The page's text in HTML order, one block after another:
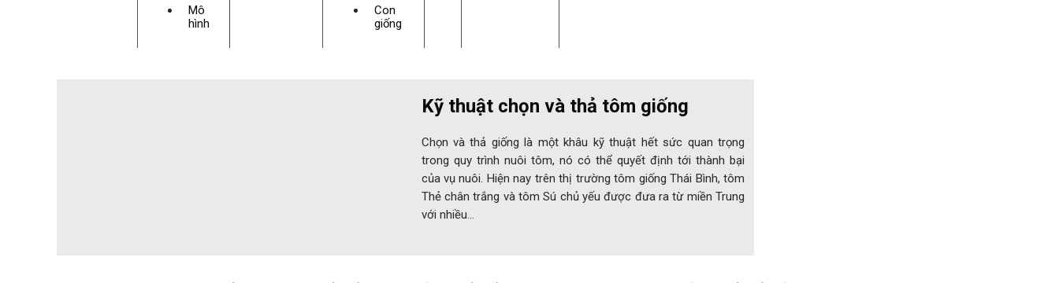
Mô
hình
Con
giống
Kỹ thuật chọn và thả tôm giống
Chọn và thả giống là một khâu kỹ thuật hết sức quan trọng
trong quy trình nuôi tôm, nó có thể quyết định tới thành bại
của vụ nuôi. Hiện nay trên thị trường tôm giống Thái Bình, tôm
Thẻ chân trắng và tôm Sú chủ yếu được đưa ra từ miền Trung
với nhiều…